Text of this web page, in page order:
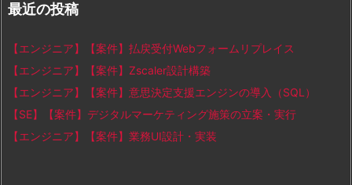
最近の投稿
【エンジニア】【案件】払戻受付Webフォームリプレイス
【エンジニア】【案件】Zscaler設計構築
【エンジニア】【案件】意思決定支援エンジンの導入（SQL）
【SE】【案件】デジタルマーケティング施策の立案・実行
【エンジニア】【案件】業務UI設計・実装